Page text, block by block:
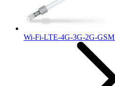
Wi-Fi-LTE-4G-3G-2G-